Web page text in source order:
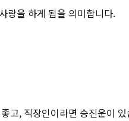
랑을 하게 됨을 의미합니다.
고, 직장인이라면 승진운이